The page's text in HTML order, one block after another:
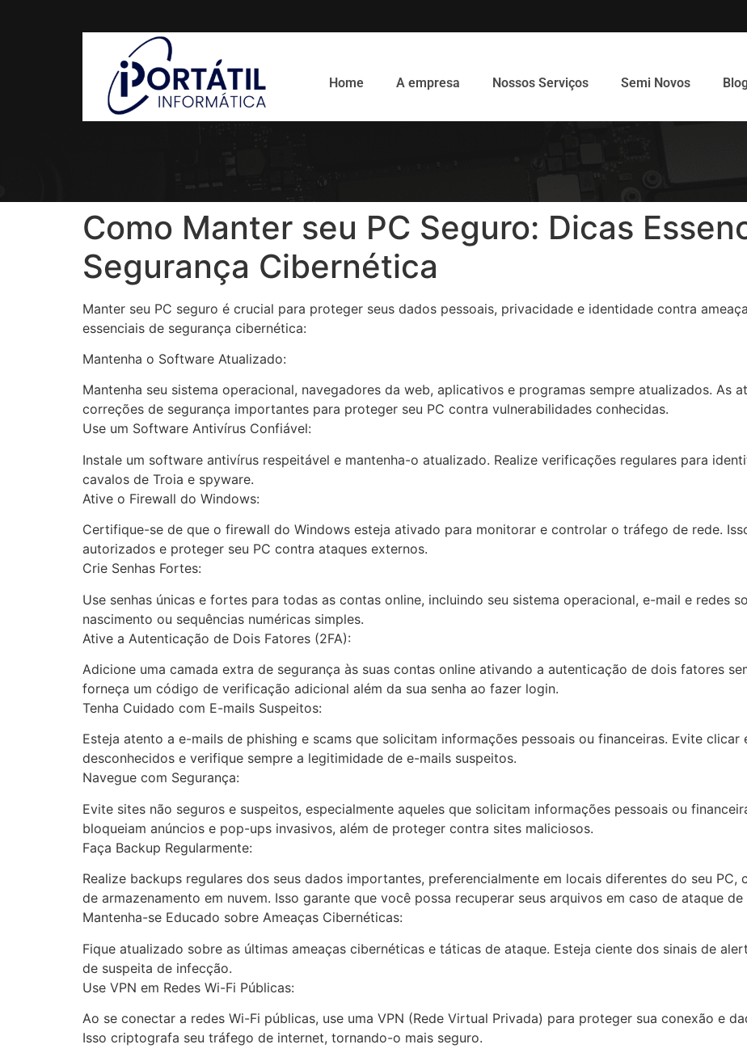
Home A empresa Nossos Serviços Semi Novos
Como Manter seu PC Seguro: Dicas
Segurança Cibernética
Manter seu PC seguro é crucial para proteger seus dados pessoais, privacidade e identidade contra
essenciais de segurança cibernética:
Mantenha o Software Atualizado:
Mantenha seu sistema operacional, navegadores da web, aplicativos e programas sempre atualizados. As
correções de segurança importantes para proteger seu PC contra vulnerabilidades conhecidas.
Use um Software Antivírus Confiável:
Instale um software antivírus respeitável e mantenha-o atualizado. Realize verificações regulares para
cavalos de Troia e spyware.
Ative o Firewall do Windows:
Certifique-se de que o firewall do Windows esteja ativado para monitorar e controlar o tráfego de rede.
autorizados e proteger seu PC contra ataques externos.
Crie Senhas Fortes:
Use senhas únicas e fortes para todas as contas online, incluindo seu sistema operacional, e-mail e redes
nascimento ou sequências numéricas simples.
Ative a Autenticação de Dois Fatores (2FA):
Adicione uma camada extra de segurança às suas contas online ativando a autenticação de dois fatores
forneça um código de verificação adicional além da sua senha ao fazer login.
Tenha Cuidado com E-mails Suspeitos:
Esteja atento a e-mails de phishing e scams que solicitam informações pessoais ou financeiras. Evite
desconhecidos e verifique sempre a legitimidade de e-mails suspeitos.
Navegue com Segurança:
Evite sites não seguros e suspeitos, especialmente aqueles que solicitam informações pessoais ou
bloqueiam anúncios e pop-ups invasivos, além de proteger contra sites maliciosos.
Faça Backup Regularmente:
Realize backups regulares dos seus dados importantes, preferencialmente em locais diferentes do seu
de armazenamento em nuvem. Isso garante que você possa recuperar seus arquivos em caso de ataque
Mantenha-se Educado sobre Ameaças Cibernéticas:
Fique atualizado sobre as últimas ameaças cibernéticas e táticas de ataque. Esteja ciente dos sinais de
de suspeita de infecção.
Use VPN em Redes Wi-Fi Públicas:
Ao se conectar a redes Wi-Fi públicas, use uma VPN (Rede Virtual Privada) para proteger sua conexão e
Isso criptografa seu tráfego de internet, tornando-o mais seguro.